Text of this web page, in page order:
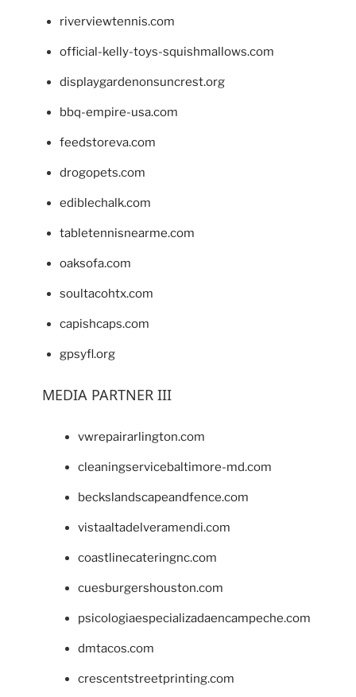
riverviewtennis.com
official-kelly-toys-squishmallows.com
displaygardenonsuncrest.org
bbq-empire-usa.com
feedstoreva.com
drogopets.com
ediblechalk.com
tabletennisnearme.com
oaksofa.com
soultacohtx.com
capishcaps.com
gpsyfl.org
MEDIA PARTNER III
vwrepairarlington.com
cleaningservicebaltimore-md.com
beckslandscapeandfence.com
vistaaltadelveramendi.com
coastlinecateringnc.com
cuesburgershouston.com
psicologiaespecializadaencampeche.com
dmtacos.com
crescentstreetprinting.com